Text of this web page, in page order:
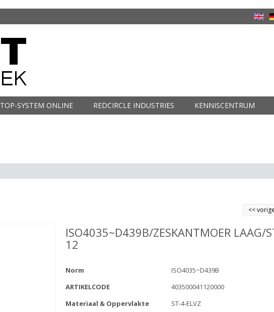
TOP-SYSTEM ONLINE REDCIRCLE INDUSTRIES KENNISCENTRUM
<<vorige
ISO4035~D439B/ZESKANTMOER LAAG/
12
Norm
ISO4035~D439B
ARTIKELCODE
403500041120000
Materiaal & Oppervlakte
ST-4-ELVZ